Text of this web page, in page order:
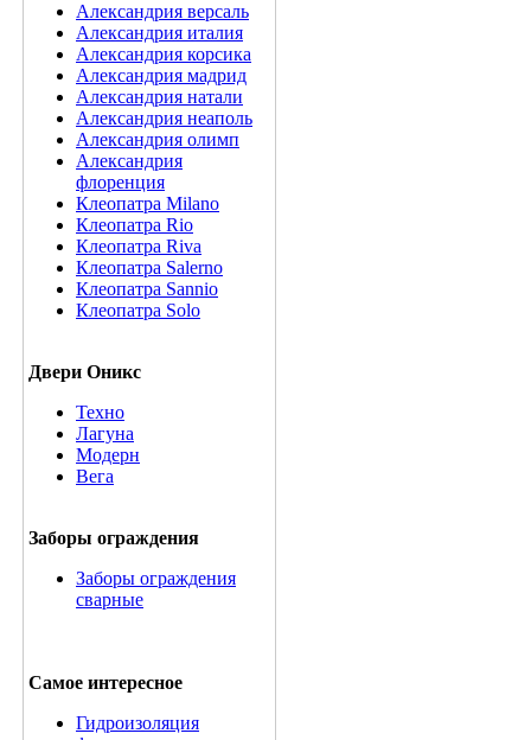
Александрия версаль
Александрия италия
Александрия корсика
Александрия мадрид
Александрия натали
Александрия неаполь
Александрия олимп
Александрия
флоренция
Клеопатра Milano
Клеопатра Rio
Клеопатра Riva
Клеопатра Salerno
Клеопатра Sannio
Клеопатра Solo
Двери Оникс
Техно
Лагуна
Модерн
Вега
Заборы ограждения
Заборы ограждения
сварные
Самое интересное
Гидроизоляция